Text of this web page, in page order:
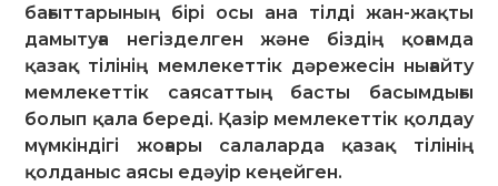
бағыттарының бірі осы ана тілді жан-жақты
дамытуға негізделген және біздің қоғамда
қазақ тілінің мемлекеттік дәрежесін нығайту
мемлекеттік саясаттың басты басымдығы
болып қала береді. Қазір мемлекеттік қолдау
мүмкіндігі жоғары салаларда қазақ тілінің
қолданыс аясы едәуір кеңейген.